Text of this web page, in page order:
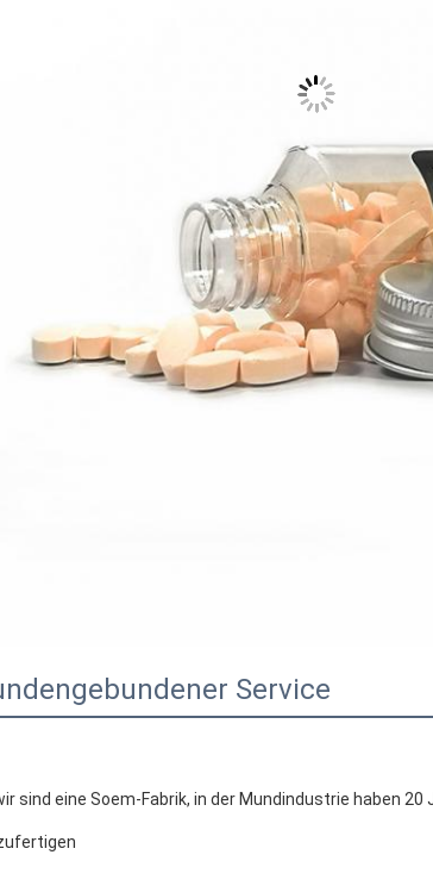
Service
sind eine Soem-Fabrik, in der Mundindustrie haben